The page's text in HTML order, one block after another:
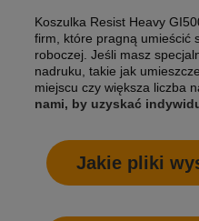
Koszulka Resist Heavy
firm, które pragną umieścić
roboczej. Jeśli masz
nadruku, takie jak
miejscu czy większa liczba
nami, by uzyskać
Jakie pliki